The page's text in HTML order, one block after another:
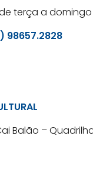
de terça a domingo
98657.2828
Balão –